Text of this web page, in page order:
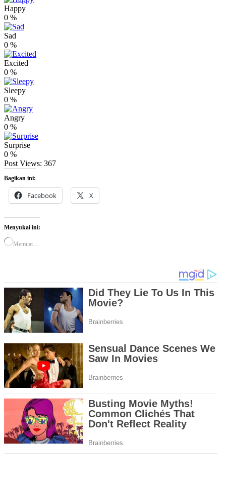
Happy
0 %
Sad
0 %
Excited
0 %
Sleepy
0 %
Angry
0 %
Surprise
0 %
Post Views: 367
Bagikan ini:
Facebook X
Menyukai ini:
Memuat...